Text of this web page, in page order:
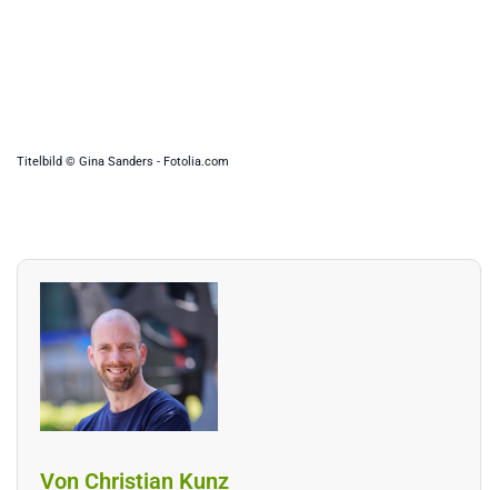
Titelbild © Gina Sanders - Fotolia.com
Von Christian Kunz